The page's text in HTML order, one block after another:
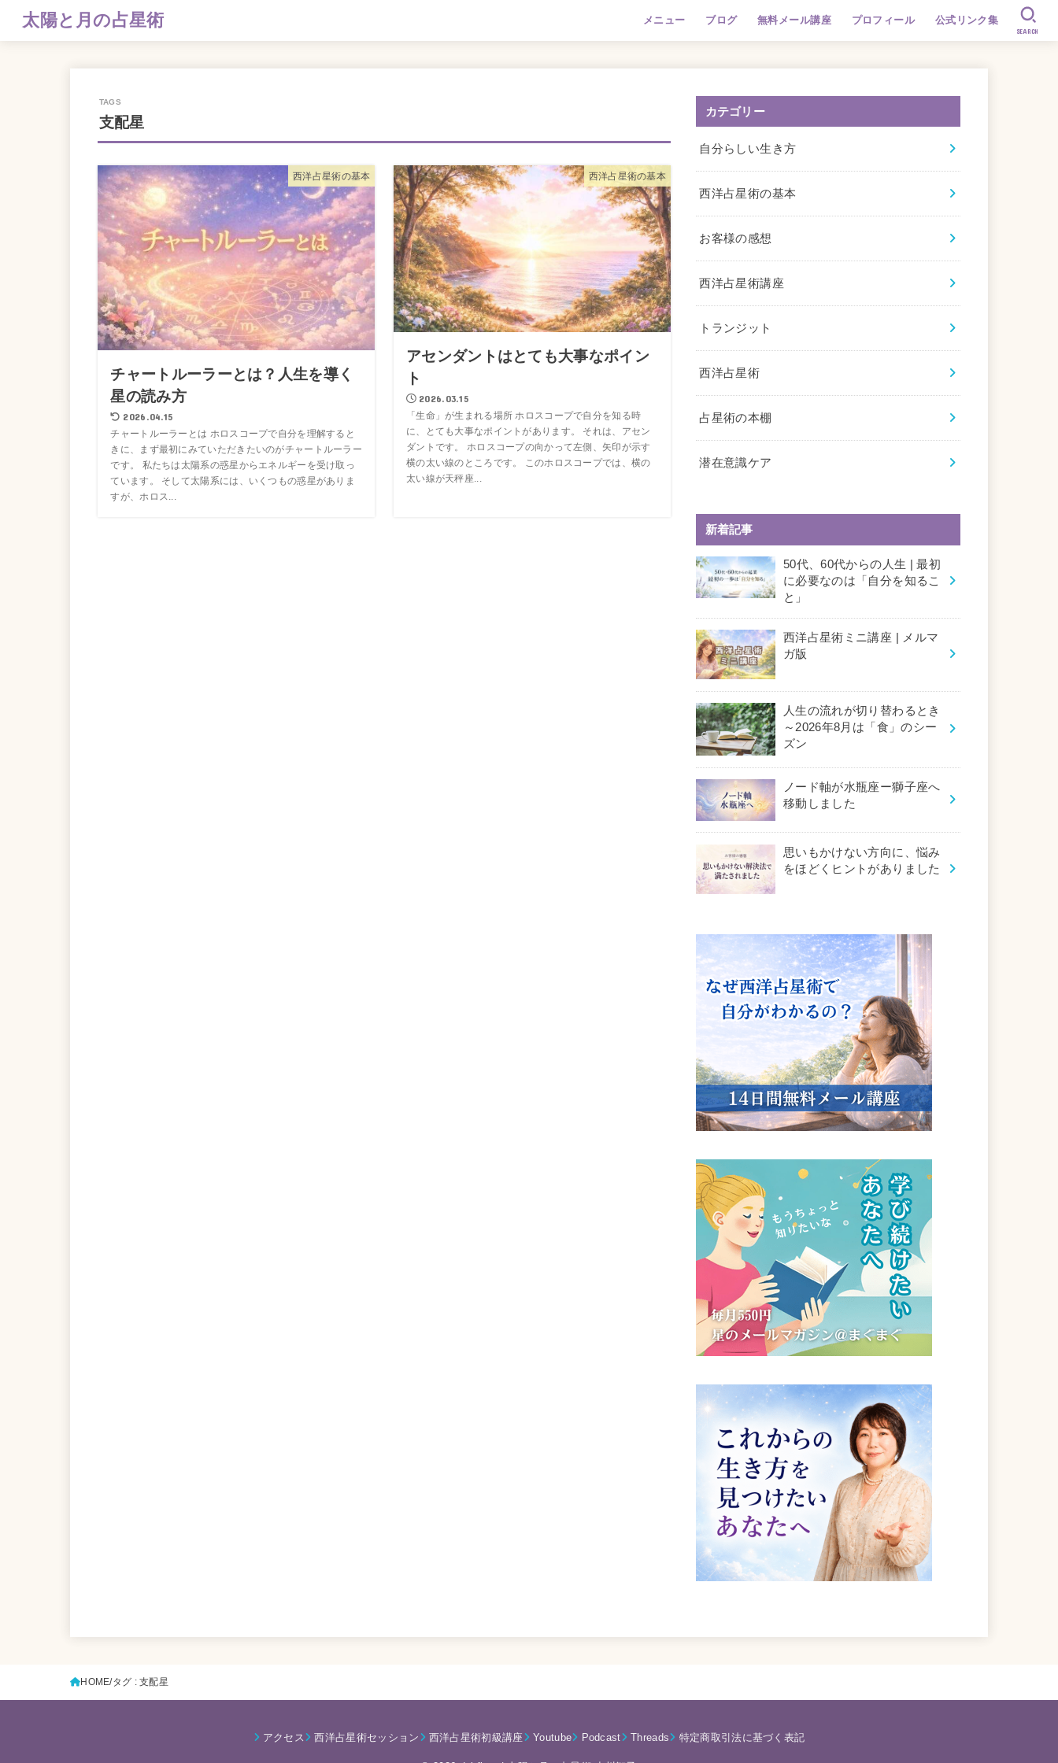
太陽と月の占星術 メニュー ブログ 無料メール講座 プロフィール 公式リンク集
SEARCH
支配星
西洋占星術の基本
チャートルーラーとは？人生を導く
星の読み方
2026.04.15
チャートルーラーとは ホロスコープで自分を理解すると
きに、まず最初にみていただきたいのがチャートルーラー
です。 私たちは太陽系の惑星からエネルギーを受け取っ
ています。 そして太陽系には、いくつもの惑星がありま
すが、ホロス...
西洋占星術の基本
アセンダントはとても大事なポイン
ト
2026.03.15
「生命」が生まれる場所 ホロスコープで自分を知る時
に、とても大事なポイントがあります。 それは、アセン
ダントです。 ホロスコープの向かって左側、矢印が示す
横の太い線のところです。 このホロスコープでは、横の
太い線が天秤座...
カテゴリー
自分らしい生き方
西洋占星術の基本
お客様の感想
西洋占星術講座
トランジット
西洋占星術
占星術の本棚
潜在意識ケア
新着記事
50代、60代からの人生 | 最初
に必要なのは「自分を知るこ
と」
西洋占星術ミニ講座 | メルマ
ガ版
人生の流れが切り替わるとき
～2026年8月は「食」のシー
ズン
ノード軸が水瓶座ー獅子座へ
移動しました
思いもかけない方向に、悩み
をほどくヒントがありました
HOME タグ : 支配星
アクセス 西洋占星術セッション 西洋占星術初級講座 Youtube Podcast Threads 特定商取引法に基づく表記